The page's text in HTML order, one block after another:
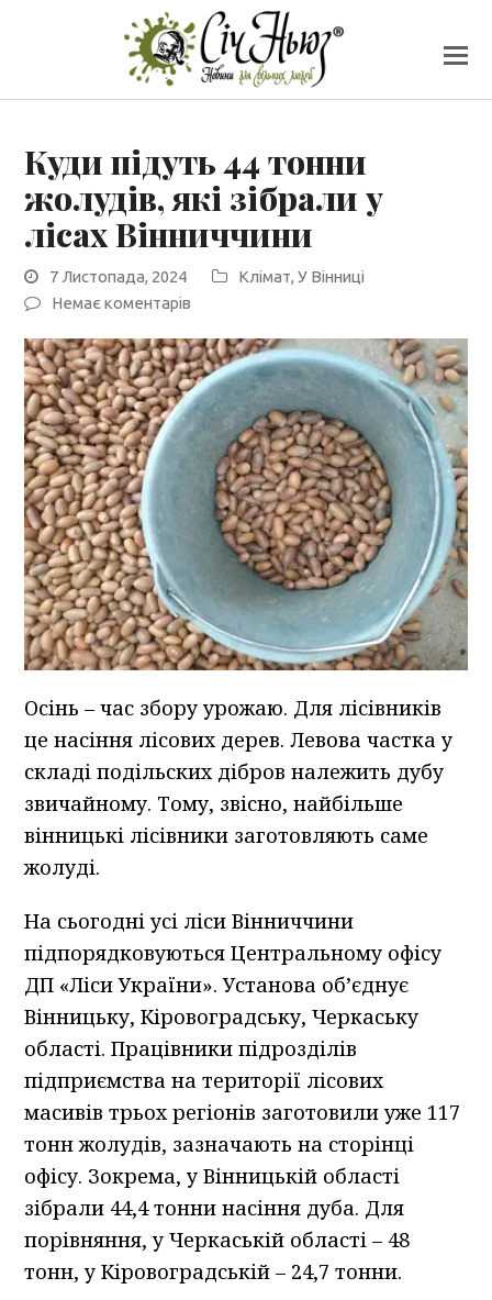
Куди підуть 44 тонни
жолудів, які зібрали у
лісах Вінниччини
7 Листопада, 2024 Клімат,У Вінниці
Немає коментарів
Осінь – час збору урожаю. Для лісівників
це насіння лісових дерев. Левова частка у
складі подільских дібров належить дубу
звичайному. Тому, звісно, найбільше
вінницькі лісівники заготовляють саме
жолуді.
На сьогодні усі ліси Вінниччини
підпорядковуються Центральному офісу
ДП «Ліси України». Установа об’єднує
Вінницьку, Кіровоградську, Черкаську
області. Працівники підрозділів
підприємства на території лісових
масивів трьох регіонів заготовили уже 117
тонн жолудів, зазначають на сторінці
офісу. Зокрема, у Вінницькій області
зібрали 44,4 тонни насіння дуба. Для
порівняння, у Черкаській області – 48
тонн, у Кіровоградській – 24,7 тонни.